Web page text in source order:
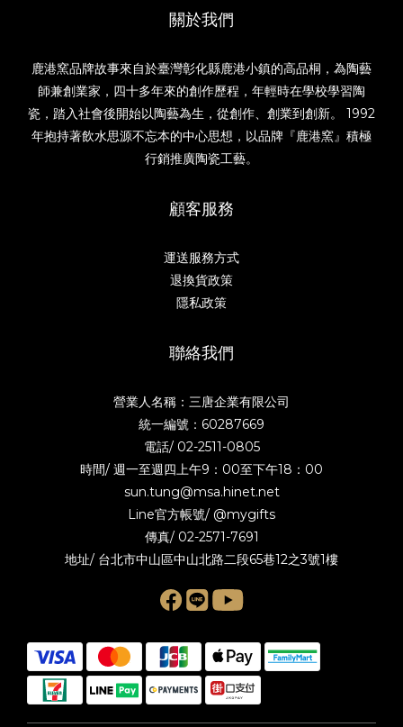
關於我們
鹿港窯品牌故事來自於臺灣彰化縣鹿港小鎮的高品桐，為陶藝
師兼創業家，四十多年來的創作歷程，年輕時在學校學習陶
瓷，踏入社會後開始以陶藝為生，從創作、創業到創新。 1992
年抱持著飲水思源不忘本的中心思想，以品牌『鹿港窯』積極
行銷推廣陶瓷工藝。
顧客服務
運送服務方式
退換貨政策
隱私政策
聯絡我們
營業人名稱：三唐企業有限公司
統一編號：60287669
電話/ 02-2511-0805
時間/ 週一至週四上午9：00至下午18：00
sun.tung@msa.hinet.net
Line官方帳號/ @mygifts
傳真/ 02-2571-7691
地址/ 台北市中山區中山北路二段65巷12之3號1樓